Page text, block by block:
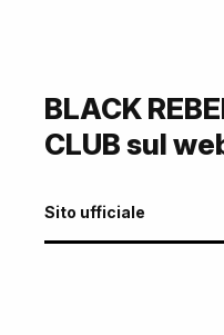
BLACK
CLUB sul
Sito ufficiale